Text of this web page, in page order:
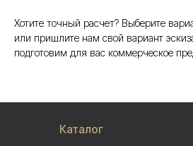
Хотите точный расчет? Выберите
или пришлите нам свой вариант
подготовим для вас коммерческое
Каталог